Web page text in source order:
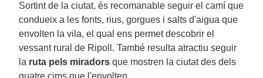
Sortint de la ciutat, és recomanable seguir el camí que
condueix a les fonts, rius, gorgues i salts d'aigua que
envolten la vila, el qual ens permet descobrir el
vessant rural de Ripoll. També resulta atractiu seguir
la ruta pels miradors que mostren la ciutat des dels
quatre cims que l'envolten.